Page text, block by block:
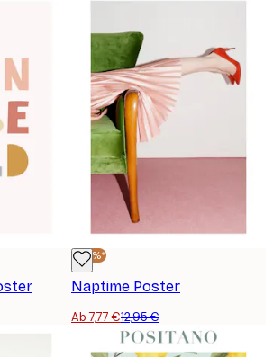
-40%*
Naptime Poster
Ab 7,77 €12,95 €